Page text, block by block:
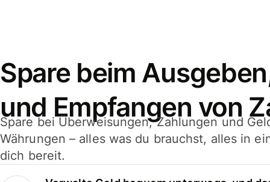
Spare beim
und Empfangen von
Spare bei Überweisungen, Zahlungen und
Währungen – alles was du brauchst, alles in
dich bereit.